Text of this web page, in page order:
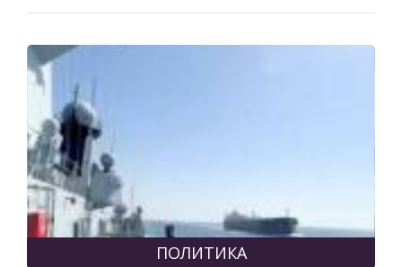
ПОЛИТИКА